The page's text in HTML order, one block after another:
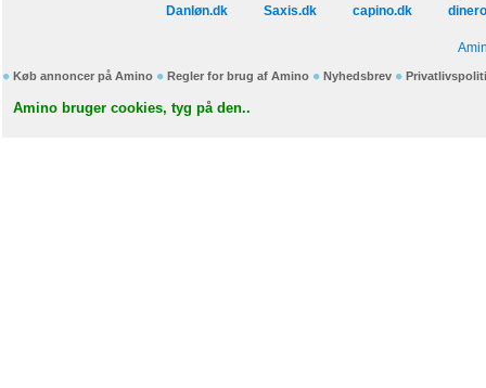
Danløn.dk
Saxis.dk capino.dk
Køb annoncer på Amino Regler for brug af Amino Nyhedsbrev
Amino bruger cookies, tyg på den..